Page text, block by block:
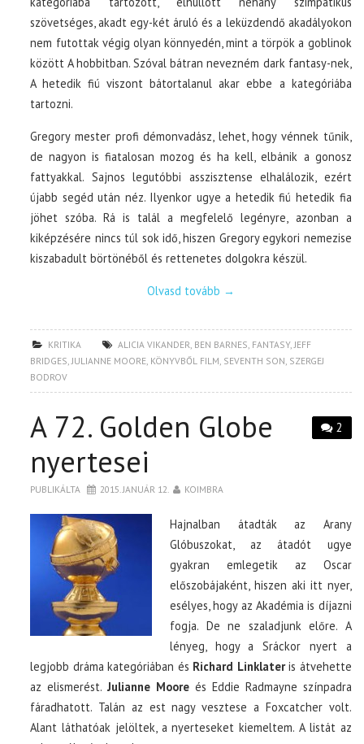
szövetséges, akadt egy-két áruló és a leküzdendő akadályokon
nem futottak végig olyan könnyedén, mint a törpök a goblinok
között A hobbitban. Szóval bátran nevezném dark fantasy-nek,
A hetedik fiú viszont bátortalanul akar ebbe a kategóriába
tartozni.
Gregory mester profi démonvadász, lehet, hogy vénnek tűnik,
de nagyon is fiatalosan mozog és ha kell, elbánik a gonosz
fattyakkal. Sajnos legutóbbi asszisztense elhalálozik, ezért
újabb segéd után néz. Ilyenkor ugye a hetedik fiú hetedik fia
jöhet szóba. Rá is talál a megfelelő legényre, azonban a
kiképzésére nincs túl sok idő, hiszen Gregory egykori nemezise
kiszabadult börtönéből és rettenetes dolgokra készül.
Olvasd tovább →
KRITIKA ALICIA VIKANDER, BEN BARNES, FANTASY,JEFF
BRIDGES,JULIANNE MOORE, KÖNYVBŐL FILM, SEVENTH SON, SZERGEJ
BODROV
2
A 72. Golden Globe
nyertesei
PUBLIKÁLTA 2015. JANUÁR 12. KOIMBRA
Hajnalban átadták az Arany
Glóbuszokat, az átadót ugye
gyakran emlegetik az Oscar
előszobájaként, hiszen aki itt nyer,
esélyes, hogy az Akadémia is díjazni
fogja. De ne szaladjunk előre. A
lényeg, hogy a Sráckor nyert a
legjobb dráma kategóriában és Richard Linklateris átvehette
az elismerést.Julianne Moore és Eddie Radmayne színpadra
fáradhatott. Talán az est nagy vesztese a Foxcatcher volt.
Alant láthatóak jelöltek, a nyerteseket kiemeltem. A listát az